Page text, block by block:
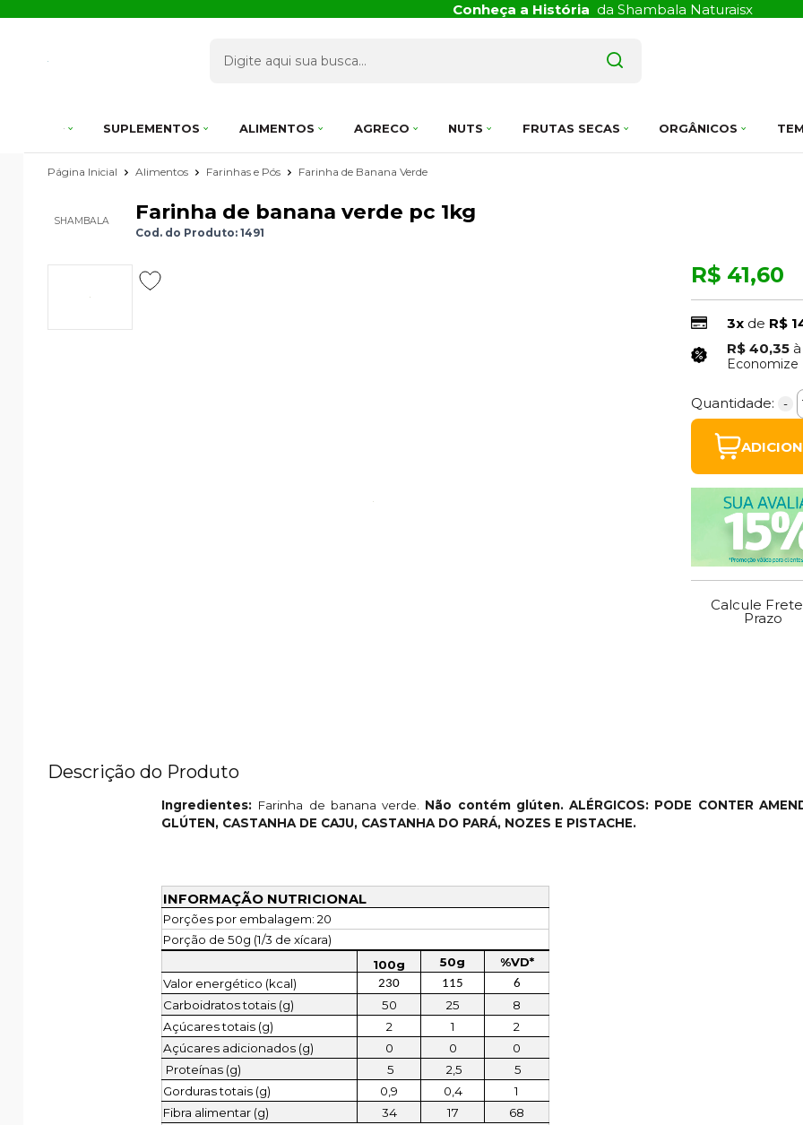
Conheça a História da Shambala Naturaisx
SUPLEMENTOS ALIMENTOS AGRECO NUTS FRUTAS SECAS ORGÂNICOS
Página Inicial Alimentos Farinhas e Pós Farinha de Banana Verde
SHAMBALA Farinha de banana verde pc 1kg
Cod. do Produto: 1491
R$ 41,60
3x de R$
R$ 40,35
Economize
Quantidade: -
Calcule
Prazo
Descrição do Produto
Ingredientes: Farinha de banana verde.
Não contém glúten. ALÉRGICOS: PODE CONTER
GLÚTEN, CASTANHA DE CAJU, CASTANHA DO PARÁ, NOZES E PISTACHE.
INFORMAÇÃO NUTRICIONAL
Porções por embalagem: 20
Porção de 50g (1/3 de xícara)
100g
50g
%VD*
Valor energético (kcal)
230 115 6
Carboidratos totais (g) 50 25
8
Açúcares totais (g)
2 1
2
Açúcares adicionados (g)
0 0
0
Proteínas (g)
5 2,5
5
Gorduras totais (g)
0,9 0,4
1
Fibra alimentar (g)
34 17
68